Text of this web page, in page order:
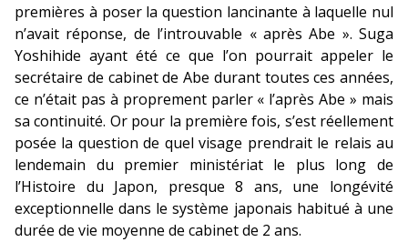
premières à poser la question lancinante à laquelle nul
n’avait réponse, de l’introuvable « après Abe ». Suga
Yoshihide ayant été ce que l’on pourrait appeler le
secrétaire de cabinet de Abe durant toutes ces années,
ce n’était pas à proprement parler « l’après Abe » mais
sa continuité. Or pour la première fois, s’est réellement
posée la question de quel visage prendrait le relais au
lendemain du premier ministériat le plus long de
l’Histoire du Japon, presque 8 ans, une longévité
exceptionnelle dans le système japonais habitué à une
durée de vie moyenne de cabinet de 2 ans.